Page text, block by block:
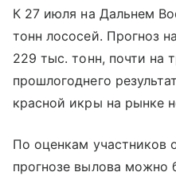
К 27 июля на Дальнем
тонн лососей. Прогноз
229 тыс. тонн, почти на
прошлогоднего
красной икры на рынке
По оценкам участников
прогнозе вылова можно